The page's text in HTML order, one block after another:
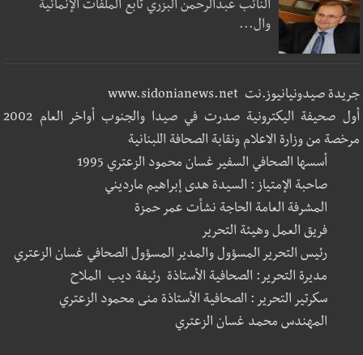
النائب عبدالرحمن البزري تابع الملفات الإنمائية
وال...
جريدة صيدونيانيوز.نت www.sidonianews.net
أول صحيفة اليكترونية صدرت في صيدا والجنوب أواخر العام 2002
مرخصة من وزارة الاعلام ونقابة الصحافة اللبنانية
أسسها الصحافي السفير غسان محمود الزعتري 1995
صاحبة الإمتياز : السيدة هدى إبراهيم مارديني
المشرفة العامة الحاجة نشأت عمر حمزة
فريق العمل وهيئة التحرير
رئيس التحرير المسؤول والمدير المسؤول الصحافي غسان الزعتري
مديرة التحرير: الصحافية الأستاذة رئيفة ديب الملاح
سكرتير التحرير : الصحافية الأستاذة منى محمود الزعتري
المهندس محمد غسان الزعتري